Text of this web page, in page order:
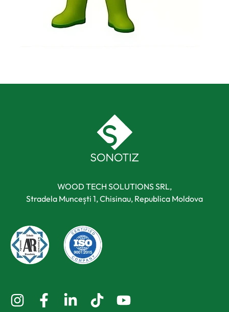
WOOD TECH SOLUTIONS SRL,
Stradela Muncești 1, Chisinau, Republica Moldova